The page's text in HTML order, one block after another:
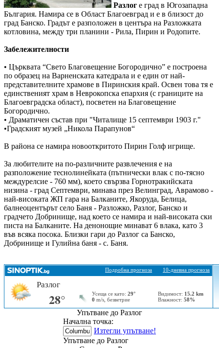
Разлог е град в Югозападна
България. Намира се в Област Благоевград и е в близост до
град Банско. Градът е разположен в центъра на Разложката
котловина, между три планини - Рила, Пирин и Родопите.
Забележителности
• Църквата “Свето Благовещение Богородично” е построена
по образец на Варненската катедрала и е един от най-
представителните храмове в Пиринския край. Освен това тя е
единственият храм в Неврокопска епархия (с границите на
Благоевградска област), посветен на Благовещение
Богородично.
• Драматичен състав при "Читалище 15 септември 1903 г."
•Градският музей „Никола Парапунов“
В района се намира новооткритото Пирин Голф игрище.
За любителите на по-различните развлечения е на
разположение теснолинейката (пътнически влак с по-тясно
междурелсие - 760 мм), което свързва Горнотракийската
низина - град Септември, минава през Велинград, Аврамово -
най-високата ЖП гара на Балканите, Якоруда, Белица,
балнеоцентърът село Баня - Разложко, Разлог, Банско и
градчето Добринище, над което се намира и най-високата ски
писта на Балканите. На денонощие минават 6 влака, като 3
във всяка посока. Близки гари до Разлог са Банско,
Добринище и Гулийна баня - с. Баня.
Упътване до Разлог
Начална точка:
Изтегли упътване!
Упътване до Разлог